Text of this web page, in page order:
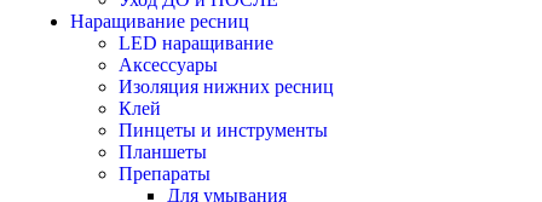
Наращивание ресниц
LED наращивание
Аксессуары
Изоляция нижних ресниц
Клей
Пинцеты и инструменты
Планшеты
Препараты
Для умывания